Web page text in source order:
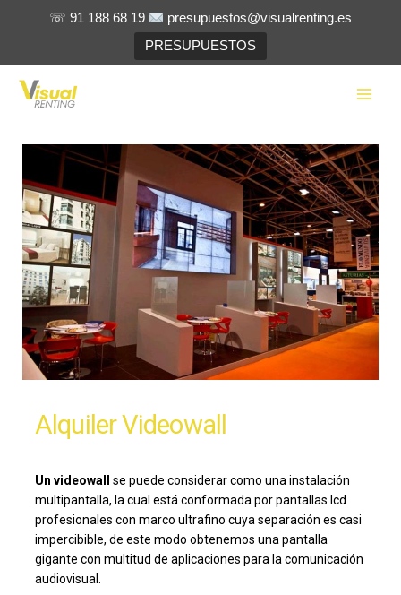
☏ 91 188 68 19
presupuestos@visualrenting.es
PRESUPUESTOS
Alquiler Videowall
Un videowall
se puede considerar como una instalación
multipantalla, la cual está conformada por pantallas lcd
profesionales con marco ultrafino cuya separación es casi
impercibible, de este modo obtenemos una pantalla
gigante con multitud de aplicaciones para la comunicación
audiovisual.